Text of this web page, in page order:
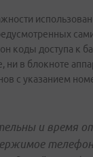
коды доступа к
ни в блокноте
с указанием
и время